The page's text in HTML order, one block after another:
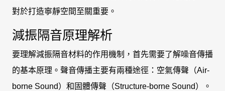
對於打造寧靜空間至關重要。
減振隔音原理解析
要理解減振隔音材料的作用機制，首先需要了解噪音傳播
的基本原理。聲音傳播主要有兩種途徑：空氣傳聲（Air-
borne Sound）和固體傳聲（Structure-borne Sound）。